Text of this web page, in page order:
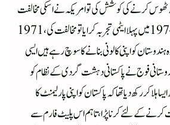
کرنے کی کوشش کی تو امریکہ نے اسکی مخالفت
کی،اندرا گاندھی نے جب 1974 میں پہلا ایٹمی تجربہ کرایا تو مخالفت کی،1971
کو اپنی کالونی بنانے کا سوچ رہے ہیں ایسی
فوج نے پاکستانی دہشت گردی کے نظام کو
کر رکھ دیا تھا کہ پاکستان کو اپنی پارلیمنٹ کا
کرنے کے لئے کرنا پڑا،تا ہم اس پلیٹ فارم سے